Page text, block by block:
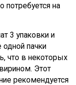
потребуется на
3 упаковки и
одной пачки
что в некоторых
Этот
рекомендуется